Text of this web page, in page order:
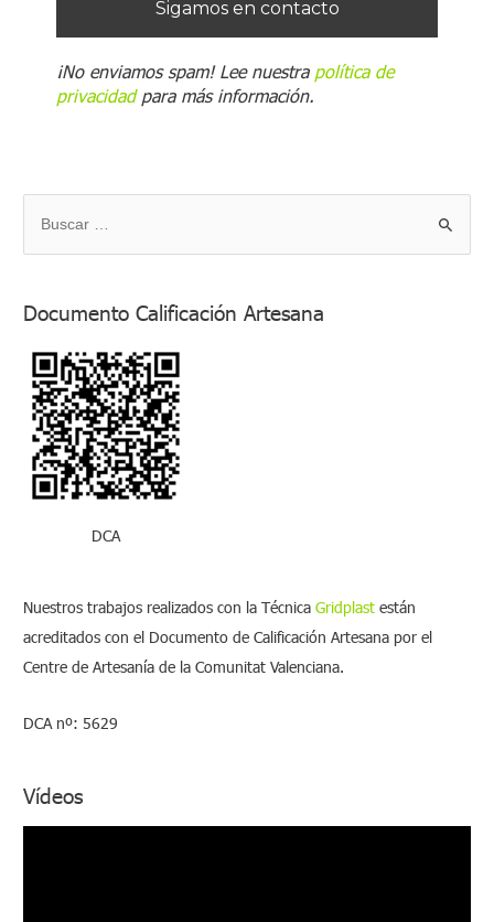
¡No enviamos spam! Lee nuestra política de
privacidadpara más información.
u
c
Documento Calificación Artesana
DCA
Nuestros trabajos realizados con la TécnicaGridplast están
acreditados con el Documento de Calificación Artesana por el
Centre de Artesanía de la Comunitat Valenciana.
DCA nº: 5629
Vídeos